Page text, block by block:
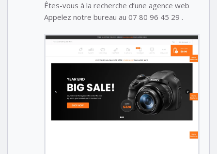
Êtes-vous à la recherche d’une agence web
Appelez notre bureau au 07 80 96 45 29 .